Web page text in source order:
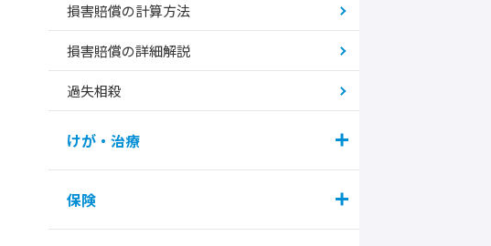
損害賠償の計算方法
損害賠償の詳細解説
過失相殺
けが・治療
保険